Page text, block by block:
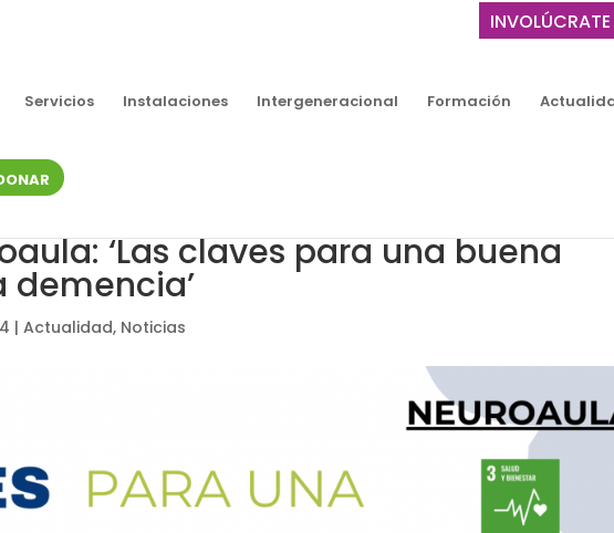
INVOLÚCRATE
Servicios Instalaciones Intergeneracional Formación
‘Las claves para una buena
demencia’
|Actualidad, Noticias